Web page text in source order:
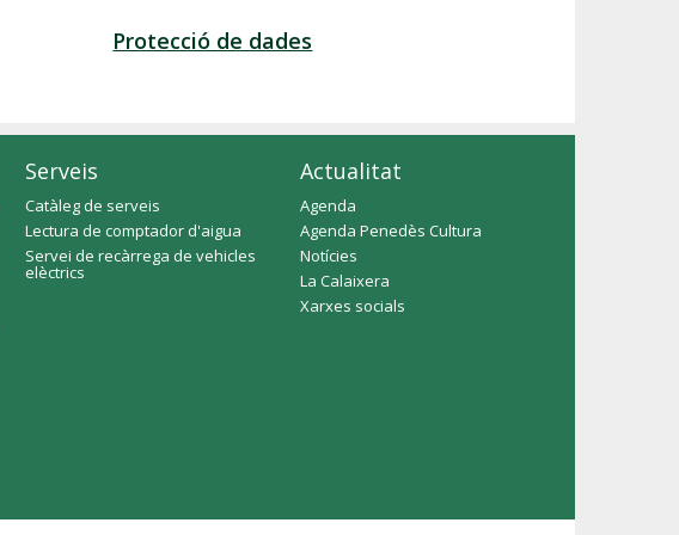
Protecció de dades
Serveis
Catàleg de serveis
Lectura de comptador d'aigua
Servei de recàrrega de vehicles
elèctrics
Actualitat
Agenda
Agenda Penedès Cultura
Notícies
La Calaixera
Xarxes socials